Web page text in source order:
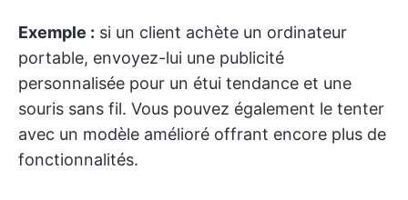
Exemple : si un client achète un ordinateur
portable, envoyez-lui une publicité
personnalisée pour un étui tendance et une
souris sans fil. Vous pouvez également le tenter
avec un modèle amélioré offrant encore plus de
fonctionnalités.